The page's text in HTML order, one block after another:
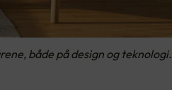
både på design og teknologi.